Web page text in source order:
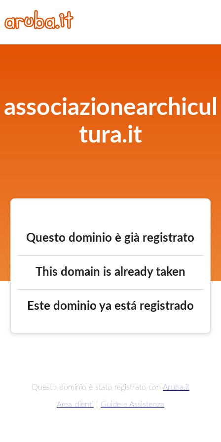
associazionearchicul
tura.it
Questo dominio è già registrato
This domain is already taken
Este dominio ya está registrado
Questo dominio è stato registrato con Aruba.it
Area clienti Guide e Assistenza